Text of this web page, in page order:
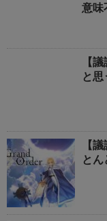
意味
【
と
【
とん